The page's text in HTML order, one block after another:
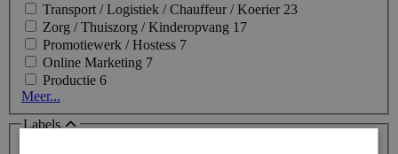
Transport / Logistiek / Chauffeur / Koerier 23
Zorg / Thuiszorg / Kinderopvang 17
Promotiewerk / Hostess 7
Online Marketing 7
Productie 6
Meer...
Labels